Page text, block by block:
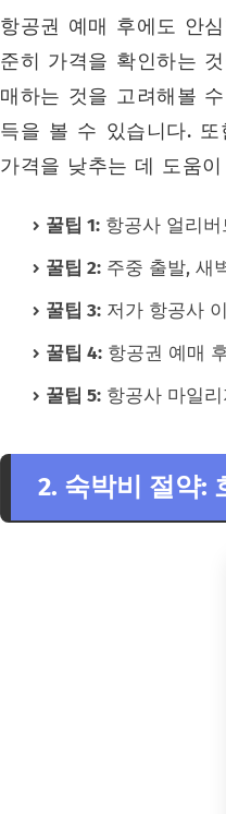
항공권 예매 후에도 안
준히 가격을 확인하는
매하는 것을 고려해볼
득을 볼 수 있습니다.
가격을 낮추는 데 도움
꿀팁 1: 항공사 얼리
꿀팁 2: 주중 출발, 새
꿀팁 3: 저가 항공사
꿀팁 4: 항공권 예매
꿀팁 5: 항공사 마일
2. 숙박비 절약: